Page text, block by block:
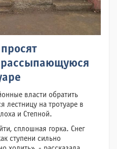
рассыпающуюся
власти обратить
на тротуаре в
и Степной.
сплошная горка. Снег
ступени сильно